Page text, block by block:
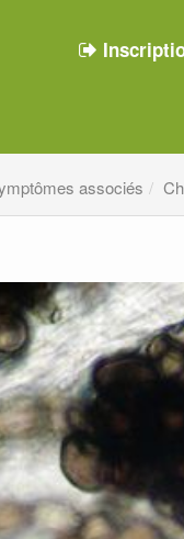
associés